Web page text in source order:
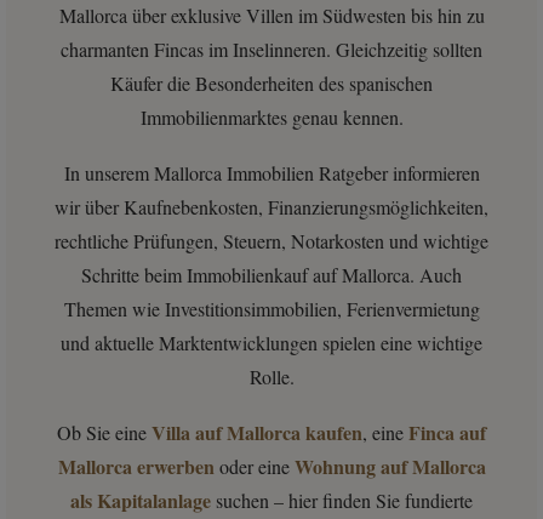
Mallorca über exklusive Villen im Südwesten bis hin zu
charmanten Fincas im Inselinneren. Gleichzeitig sollten
Käufer die Besonderheiten des spanischen
Immobilienmarktes genau kennen.
In unserem Mallorca Immobilien Ratgeber informieren
wir über Kaufnebenkosten, Finanzierungsmöglichkeiten,
rechtliche Prüfungen, Steuern, Notarkosten und wichtige
Schritte beim Immobilienkauf auf Mallorca. Auch
Themen wie Investitionsimmobilien, Ferienvermietung
und aktuelle Marktentwicklungen spielen eine wichtige
Rolle.
Ob Sie eineVilla auf Mallorca kaufen, eineFinca auf
Mallorca erwerben oder eineWohnung auf Mallorca
als Kapitalanlage suchen – hier finden Sie fundierte